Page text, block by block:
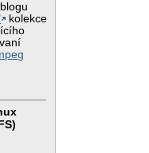
kolekce